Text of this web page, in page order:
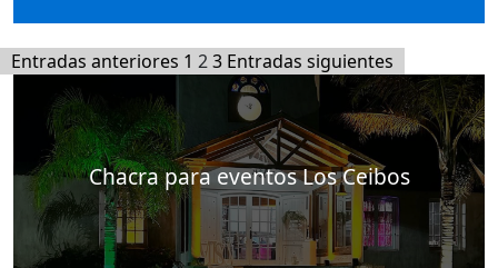
Paginación
entradas
Entradas anteriores 1 23 Entradas siguientes
Chacra para eventos Los Ceibos